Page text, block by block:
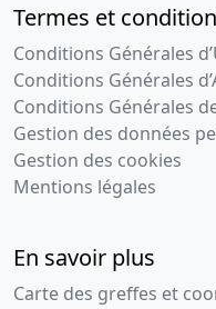
Termes et
Conditions Générales
Conditions Générales
Conditions Générales
Gestion des données
Gestion des cookies
Mentions légales
En savoir plus
Carte des greffes et